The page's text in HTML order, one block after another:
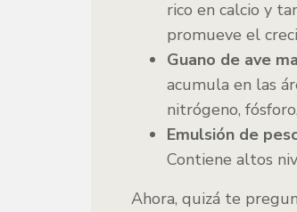
rico en calcio y
promueve el
Guano de ave
acumula en las
nitrógeno,
Emulsión de
Contiene altos
Ahora, quizá te